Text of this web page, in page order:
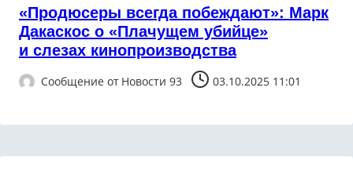
«Продюсеры всегда побеждают»: Марк
Дакаскос о «Плачущем убийце»
и слезах кинопроизводства
Сообщение от Новости 93 03.10.2025 11:01